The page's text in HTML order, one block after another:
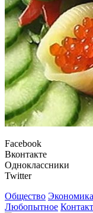
Facebook
Вконтакте
Одноклассники
Twitter
Общество Экономика
Любопытное